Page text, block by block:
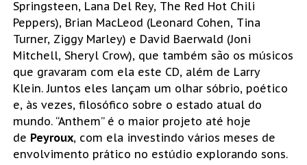
Springsteen, Lana Del Rey, The Red Hot Chili
Peppers), Brian MacLeod (Leonard Cohen, Tina
Turner, Ziggy Marley) e David Baerwald (Joni
Mitchell, Sheryl Crow), que também são os músicos
que gravaram com ela este CD, além de Larry
Klein. Juntos eles lançam um olhar sóbrio, poético
e, às vezes, filosófico sobre o estado atual do
mundo. “Anthem” é o maior projeto até hoje
de Peyroux, com ela investindo vários meses de
envolvimento prático no estúdio explorando sons.